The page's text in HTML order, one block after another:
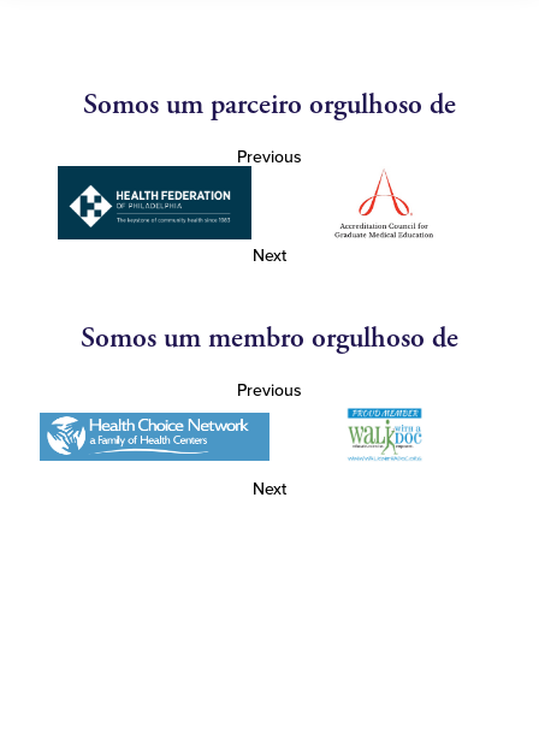
Somos um parceiro orgulhoso de
Previous
Next
Somos um membro orgulhoso de
Previous
Next